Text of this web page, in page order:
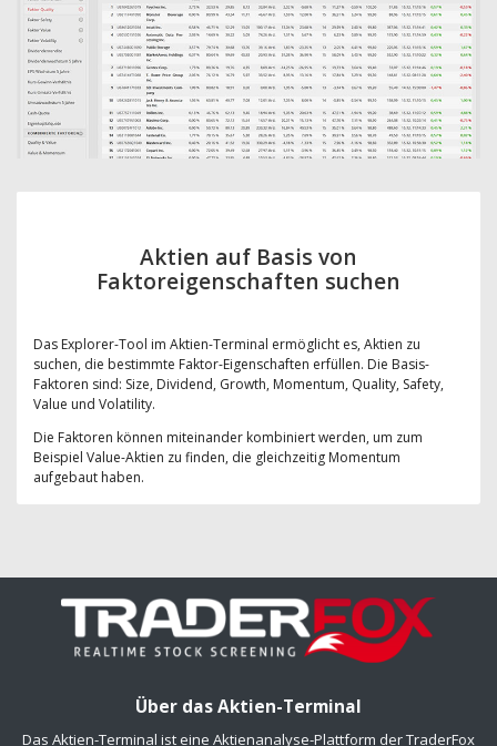
Aktien auf Basis von
Faktoreigenschaften suchen
Das Explorer-Tool im Aktien-Terminal ermöglicht es, Aktien zu
suchen, die bestimmte Faktor-Eigenschaften erfüllen. Die Basis-
Faktoren sind: Size, Dividend, Growth, Momentum, Quality, Safety,
Value und Volatility.
Die Faktoren können miteinander kombiniert werden, um zum
Beispiel Value-Aktien zu finden, die gleichzeitig Momentum
aufgebaut haben.
Über das Aktien-Terminal
Das Aktien-Terminal ist eine Aktienanalyse-Plattform der TraderFox